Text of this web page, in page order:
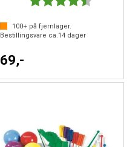
100+på fjernlager.
Bestillingsvare ca. 14dager
69,-